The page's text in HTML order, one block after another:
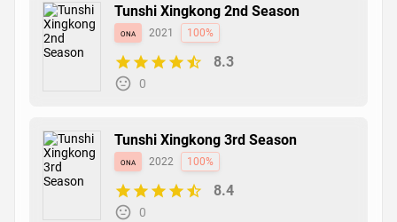
Tunshi Xingkong 2nd Season
ona 2021 100%
8.3
0
Tunshi Xingkong 3rd Season
ona 2022 100%
8.4
0